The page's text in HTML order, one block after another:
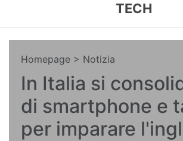
TECH
Homepage > Notizia
In Italia si
di smartphone e
per imparare